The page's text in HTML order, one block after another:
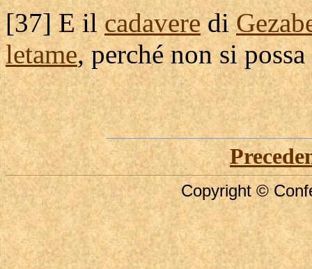
[37] E ilcadaveredi
letame, perché non si possa
Copyright ©